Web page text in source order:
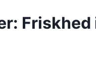
Friskhed